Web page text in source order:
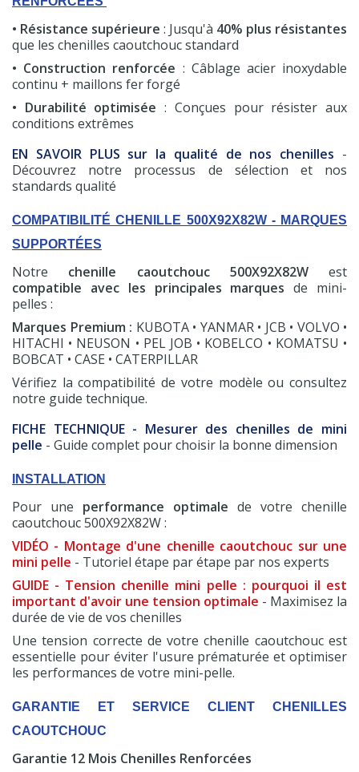
(7 avis)
• Résistance supérieure : Jusqu'à 40% plus résistantes
que les chenilles caoutchouc standard
• Construction renforcée : Câblage acier inoxydable
continu + maillons fer forgé
• Durabilité optimisée : Conçues pour résister aux
conditions extrêmes
EN SAVOIR PLUS sur la qualité de nos chenilles -
Découvrez notre processus de sélection et nos
standards qualité
COMPATIBILITÉ CHENILLE 500X92X82W - MARQUES
SUPPORTÉES
Notre chenille caoutchouc 500X92X82W est
compatible avec les principales marques de mini-
pelles :
Marques Premium : KUBOTA • YANMAR • JCB • VOLVO •
HITACHI • NEUSON • PEL JOB • KOBELCO • KOMATSU •
BOBCAT • CASE • CATERPILLAR
Vérifiez la compatibilité de votre modèle ou consultez
notre guide technique.
FICHE TECHNIQUE - Mesurer des chenilles de mini
pelle - Guide complet pour choisir la bonne dimension
INSTALLATION
Pour une performance optimale de votre chenille
caoutchouc 500X92X82W :
VIDÉO - Montage d'une chenille caoutchouc sur une
mini pelle - Tutoriel étape par étape par nos experts
GUIDE - Tension chenille mini pelle : pourquoi il est
important d'avoir une tension optimale - Maximisez la
durée de vie de vos chenilles
Une tension correcte de votre chenille caoutchouc est
essentielle pour éviter l'usure prématurée et optimiser
les performances de votre mini-pelle.
GARANTIE ET SERVICE CLIENT CHENILLES
CAOUTCHOUC
Garantie 12 Mois Chenilles Renforcées